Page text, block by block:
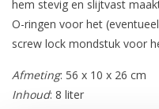
hem stevig en slijtvast
O-ringen voor het
screw lock mondstuk voor
Afmeting: 56 x 10 x 26 cm
Inhoud: 8 liter